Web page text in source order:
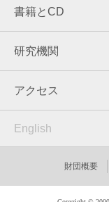
書籍とCD
研究機関
アクセス
English
財団概要